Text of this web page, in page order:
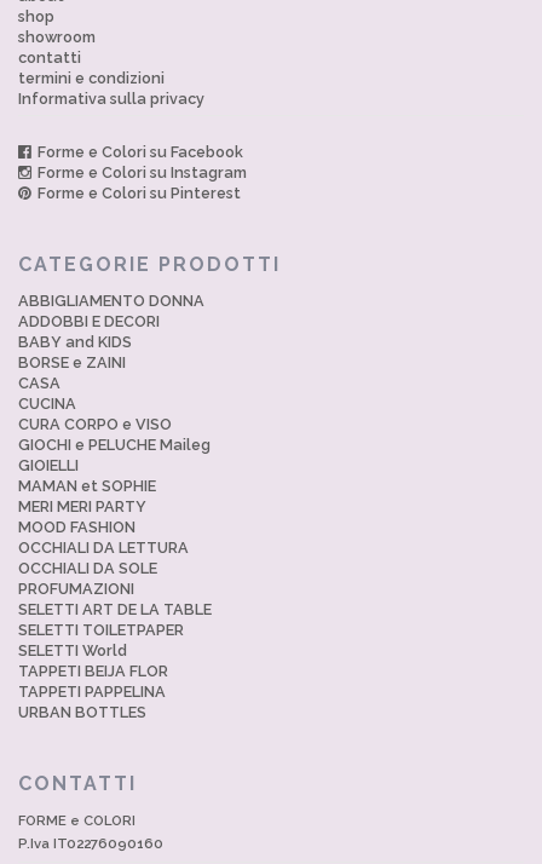
shop
showroom
contatti
termini e condizioni
Informativa sulla privacy
Forme e Colori su Facebook
Forme e Colori su Instagram
Forme e Colori su Pinterest
CATEGORIE PRODOTTI
ABBIGLIAMENTO DONNA
ADDOBBI E DECORI
BABY and KIDS
BORSE e ZAINI
CASA
CUCINA
CURA CORPO e VISO
GIOCHI e PELUCHE Maileg
GIOIELLI
MAMAN et SOPHIE
MERI MERI PARTY
MOOD FASHION
OCCHIALI DA LETTURA
OCCHIALI DA SOLE
PROFUMAZIONI
SELETTI ART DE LA TABLE
SELETTI TOILETPAPER
SELETTI World
TAPPETI BEIJA FLOR
TAPPETI PAPPELINA
URBAN BOTTLES
CONTATTI
FORME e COLORI
P.Iva IT02276090160